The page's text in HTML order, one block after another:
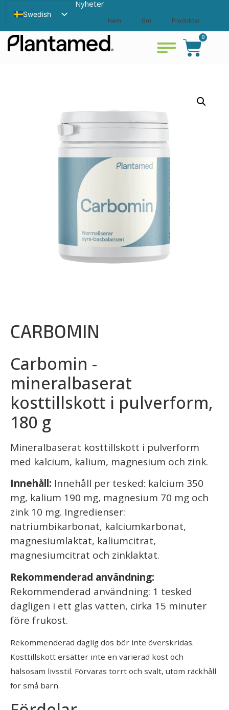
0
Hem Om Produkter
Bli återförsäljare Visa varukorg
Swedish
English
Chinese
Nyheter
CARBOMIN
Carbomin -
mineralbaserat
kosttillskott i pulverform,
180 g
Mineralbaserat kosttillskott i pulverform
med kalcium, kalium, magnesium och zink.
Innehåll: Innehåll per tesked: kalcium 350
mg, kalium 190 mg, magnesium 70 mg och
zink 10 mg. Ingredienser:
natriumbikarbonat, kalciumkarbonat,
magnesiumlaktat, kaliumcitrat,
magnesiumcitrat och zinklaktat.
Rekommenderad användning:
Rekommenderad användning: 1 tesked
dagligen i ett glas vatten, cirka 15 minuter
före frukost.
Rekommenderad daglig dos bör inte överskridas.
Kosttillskott ersätter inte en varierad kost och
hälsosam livsstil. Förvaras torrt och svalt, utom räckhåll
for små barn.